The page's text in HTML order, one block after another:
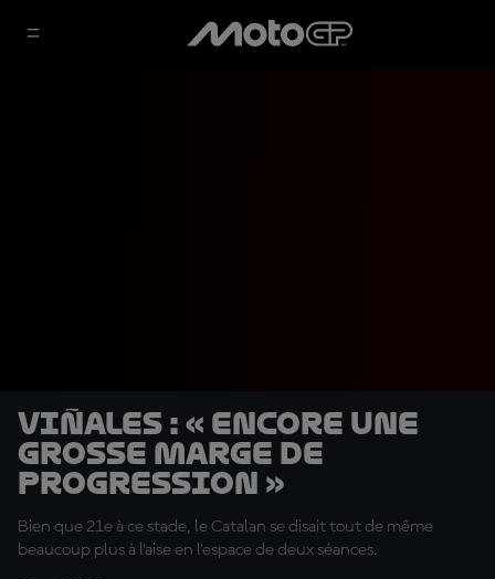
Viñales : « Encore une
grosse marge de
progression »
Bien que 21e à ce stade, le Catalan se disait tout de même
beaucoup plus à l'aise en l'espace de deux séances.